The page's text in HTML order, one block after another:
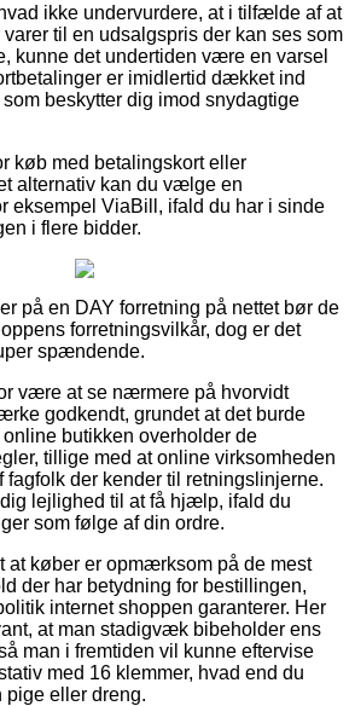
ikke undervurdere, at i tilfælde af at
til en udsalgspris der kan ses som
kunne det undertiden være en varsel
er imidlertid dækket ind
beskytter dig imod snydagtige
køb med betalingskort eller
alternativ kan du vælge en
eksempel ViaBill, ifald du har i sinde
i flere bidder.
på en DAY forretning på nettet bør de
forretningsvilkår, dog er det
spændende.
være at se nærmere på hvorvidt
godkendt, grundet at det burde
butikken overholder de
tillige med at online virksomheden
fagfolk der kender til retningslinjerne.
lejlighed til at få hjælp, ifald du
som følge af din ordre.
at køber er opmærksom på de mest
der har betydning for bestillingen,
internet shoppen garanterer. Her
at man stadigvæk bibeholder ens
man i fremtiden vil kunne eftervise
med 16 klemmer, hvad end du
pige eller dreng.